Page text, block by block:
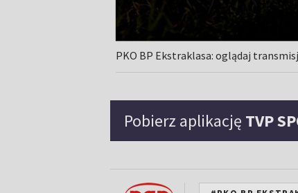
PKO BP Ekstraklasa: oglądaj
Pobierz aplikację TVP